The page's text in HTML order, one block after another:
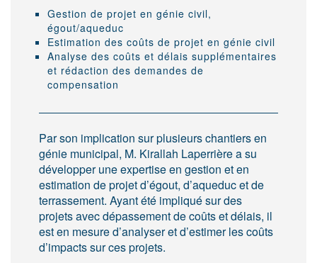
Gestion de projet en génie civil,
égout/aqueduc
Estimation des coûts de projet en génie civil
Analyse des coûts et délais supplémentaires
et rédaction des demandes de
compensation
Par son implication sur plusieurs chantiers en
génie municipal, M. Kirallah Laperrière a su
développer une expertise en gestion et en
estimation de projet d’égout, d’aqueduc et de
terrassement. Ayant été impliqué sur des
projets avec dépassement de coûts et délais, il
est en mesure d’analyser et d’estimer les coûts
d’impacts sur ces projets.